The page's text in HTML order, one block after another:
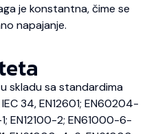
je konstantna, čime se
napajanje.
skladu sa standardima
34, EN12601; EN60204-
1; EN12100-2; EN61000-6-